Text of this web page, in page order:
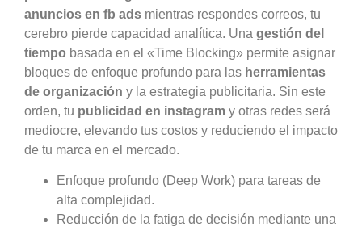
anuncios en fb ads mientras respondes correos, tu
cerebro pierde capacidad analítica. Una gestión del
tiempo basada en el «Time Blocking» permite asignar
bloques de enfoque profundo para las herramientas
de organización y la estrategia publicitaria. Sin este
orden, tu publicidad en instagram y otras redes será
mediocre, elevando tus costos y reduciendo el impacto
de tu marca en el mercado.
Enfoque profundo (Deep Work) para tareas de
alta complejidad.
Reducción de la fatiga de decisión mediante una